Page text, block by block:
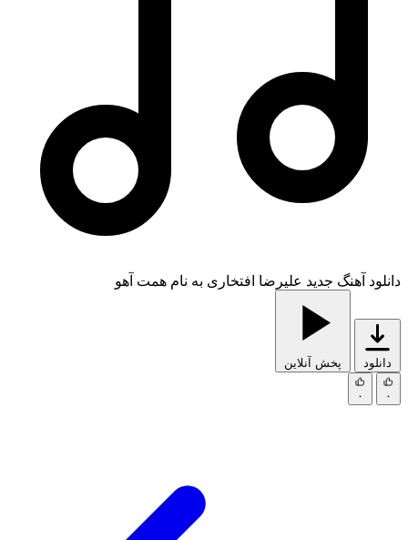
دانلود آهنگ جدید علیرضا افتخاری به نام همت آهو
دانلود پخش آنلاین
۰ ۰